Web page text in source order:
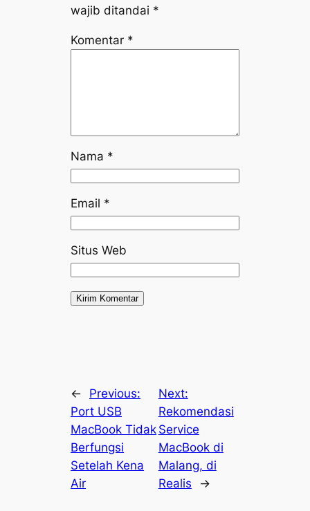
wajib ditandai *
Komentar *
Nama *
Email *
Situs Web
←
Previous:
Port USB
MacBook Tidak
Berfungsi
Setelah Kena
Air
Next:
Rekomendasi
Service
MacBook di
Malang, di
Realis
→